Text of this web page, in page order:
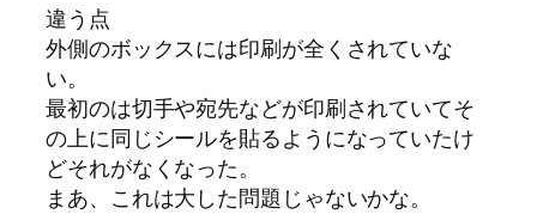
違う点
外側のボックスには印刷が全くされていな
い。
最初のは切手や宛先などが印刷されていてそ
の上に同じシールを貼るようになっていたけ
どそれがなくなった。
まあ、これは大した問題じゃないかな。